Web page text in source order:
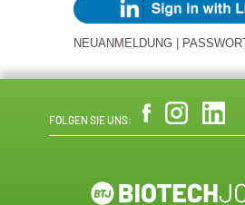
NEUANMELDUNG
FOLGEN SIE UNS: